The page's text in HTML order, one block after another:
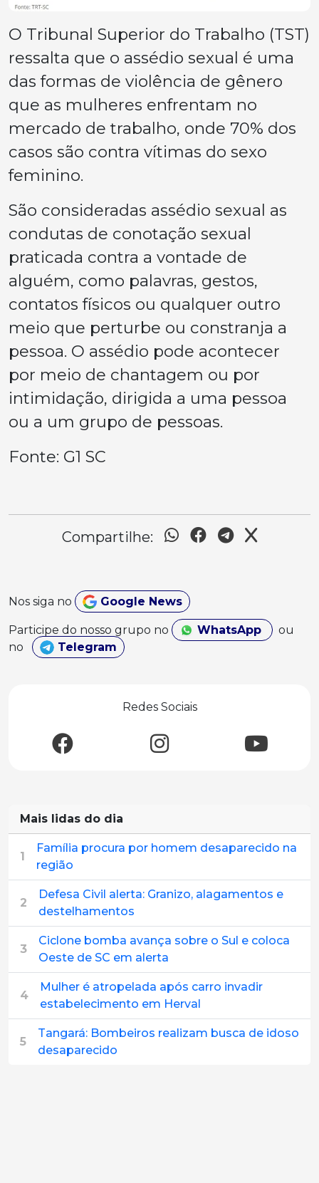
O Tribunal Superior do Trabalho (TST)
ressalta que o assédio sexual é uma
das formas de violência de gênero
que as mulheres enfrentam no
mercado de trabalho, onde 70% dos
casos são contra vítimas do sexo
feminino.
São consideradas assédio sexual as
condutas de conotação sexual
praticada contra a vontade de
alguém, como palavras, gestos,
contatos físicos ou qualquer outro
meio que perturbe ou constranja a
pessoa. O assédio pode acontecer
por meio de chantagem ou por
intimidação, dirigida a uma pessoa
ou a um grupo de pessoas.
Fonte: G1 SC
Compartilhe:
Nos siga no Google News
Participe do nosso grupo no WhatsApp
ou
no
Telegram
Redes Sociais
Mais lidas do dia
1
Família procura por homem desaparecido na
região
2
Defesa Civil alerta: Granizo, alagamentos e
destelhamentos
3
Ciclone bomba avança sobre o Sul e coloca
Oeste de SC em alerta
4
Mulher é atropelada após carro invadir
estabelecimento em Herval
5
Tangará: Bombeiros realizam busca de idoso
desaparecido